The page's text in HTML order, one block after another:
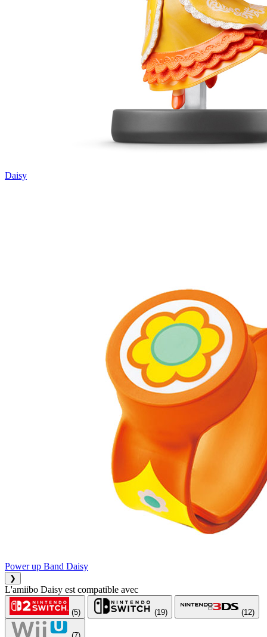
Daisy
Power up Band Daisy
❯
L'amiibo Daisy est compatible avec
(5) (19) (12)